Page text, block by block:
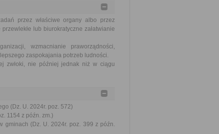
przez właściwe organy albo przez
lub biurokratyczne załatwianie
wzmacnianie praworządności,
zaspokajania potrzeb ludności.
zwłoki, nie później jednak niż w ciągu
(Dz. U. 2024r. poz. 572)
1154 z późn. zm.)
gminach (Dz. U. 2024r. poz. 399 z późn.